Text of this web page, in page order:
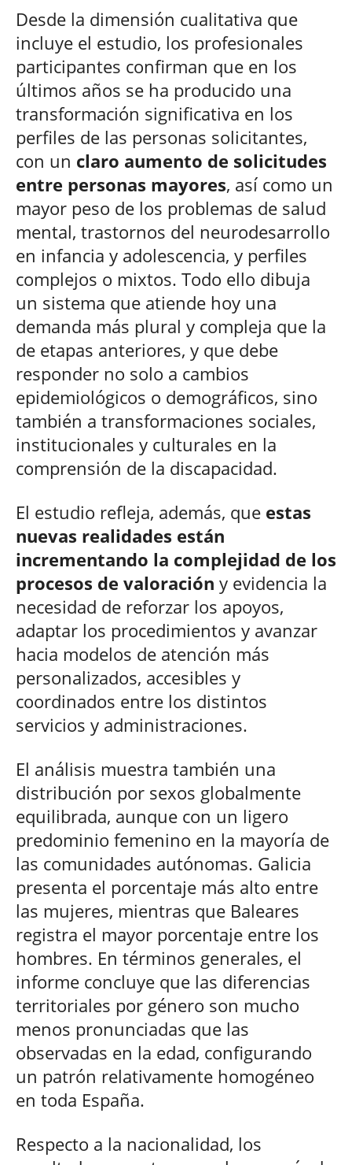
Desde la dimensión cualitativa que
incluye el estudio, los profesionales
participantes confirman que en los
últimos años se ha producido una
transformación significativa en los
perfiles de las personas solicitantes,
con un claro aumento de solicitudes
entre personas mayores, así como un
mayor peso de los problemas de salud
mental, trastornos del neurodesarrollo
en infancia y adolescencia, y perfiles
complejos o mixtos. Todo ello dibuja
un sistema que atiende hoy una
demanda más plural y compleja que la
de etapas anteriores, y que debe
responder no solo a cambios
epidemiológicos o demográficos, sino
también a transformaciones sociales,
institucionales y culturales en la
comprensión de la discapacidad.
El estudio refleja, además, que estas
nuevas realidades están
incrementando la complejidad de los
procesos de valoración y evidencia la
necesidad de reforzar los apoyos,
adaptar los procedimientos y avanzar
hacia modelos de atención más
personalizados, accesibles y
coordinados entre los distintos
servicios y administraciones.
El análisis muestra también una
distribución por sexos globalmente
equilibrada, aunque con un ligero
predominio femenino en la mayoría de
las comunidades autónomas. Galicia
presenta el porcentaje más alto entre
las mujeres, mientras que Baleares
registra el mayor porcentaje entre los
hombres. En términos generales, el
informe concluye que las diferencias
territoriales por género son mucho
menos pronunciadas que las
observadas en la edad, configurando
un patrón relativamente homogéneo
en toda España.
Respecto a la nacionalidad, los